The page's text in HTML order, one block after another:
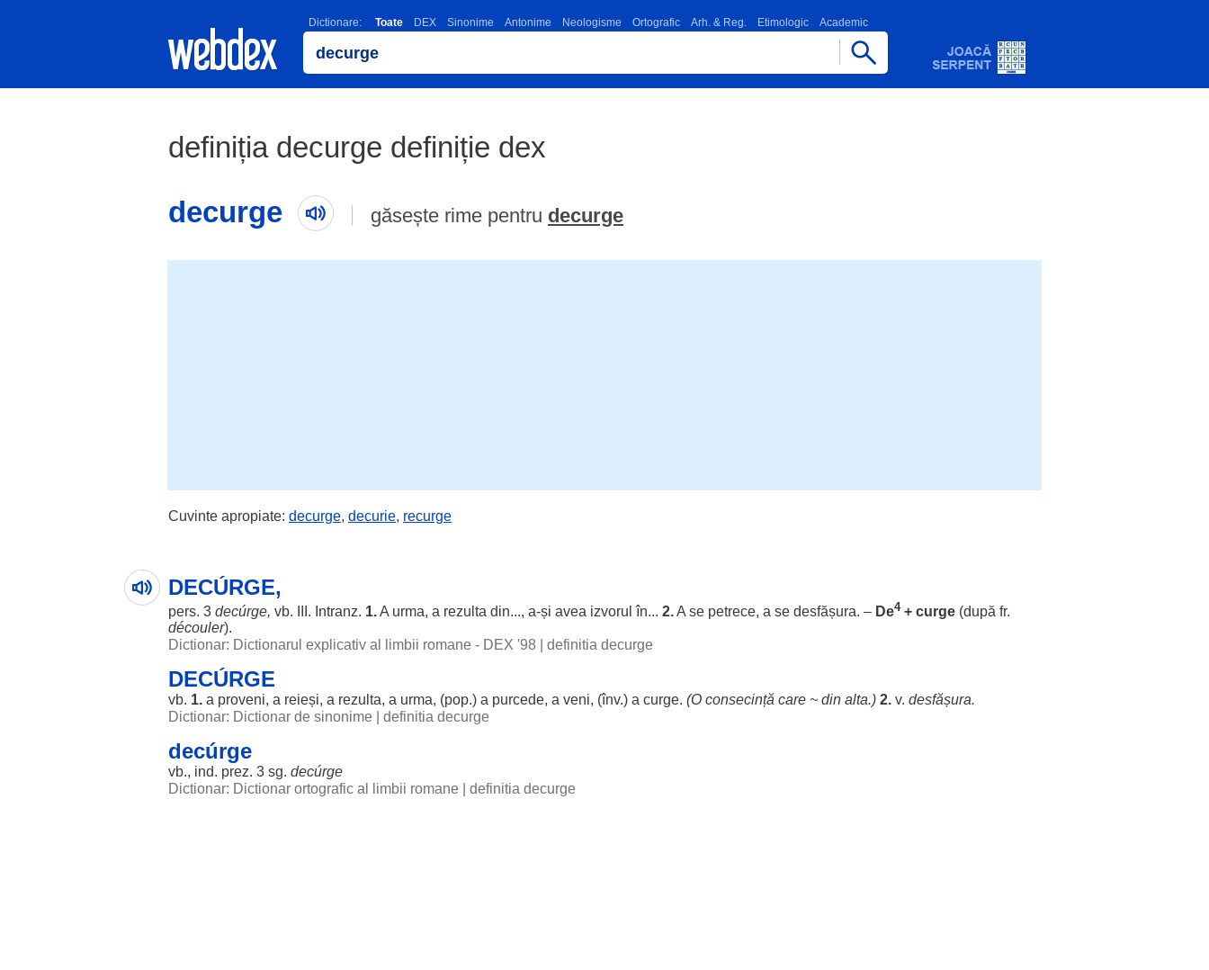
Dictionare: Toate DEX Sinonime Antonime Neologisme Ortografic Arh. & Reg. Etimologic Academic
definiția decurge definiție dex
decurge
găsește rime pentru decurge
Cuvinte apropiate: decurge, decurie, recurge
DECÚRGE,
pers. 3 decúrge, vb. III. Intranz. 1.A urma, a rezulta din..., a-și avea izvorul în... 2.A se petrece, a se desfășura. – De4+ curge (după fr.
découler).
Dictionar: Dictionarul explicativ al limbii romane - DEX '98
definitia decurge
DECÚRGE
vb. 1. a proveni, a reieși, a rezulta, a urma, (pop.) a purcede, a veni, (înv.) a curge. (O consecință care ~ din alta.) 2. v. desfășura.
Dictionar: Dictionar de sinonime
definitia decurge
decúrge
vb., ind. prez. 3 sg. decúrge
Dictionar: Dictionar ortografic al limbii romane
definitia decurge